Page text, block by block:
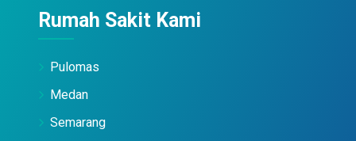
Rumah Sakit Kami
Pulomas
Medan
Semarang